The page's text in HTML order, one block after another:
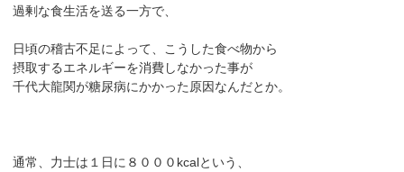
過剰な食生活を送る一方で、
日頃の稽古不足によって、こうした食べ物から
摂取するエネルギーを消費しなかった事が
千代大龍関が糖尿病にかかった原因なんだとか。
通常、力士は１日に８０００kcalという、